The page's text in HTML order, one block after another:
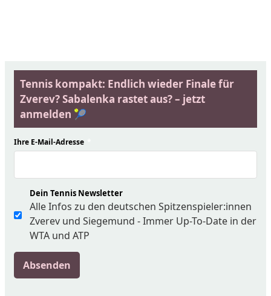
Tennis kompakt: Endlich wieder Finale für
Zverev? Sabalenka rastet aus? – jetzt
anmelden 🎾
Ihre E-Mail-Adresse
Dein Tennis Newsletter
Alle Infos zu den deutschen Spitzenspieler:innen
Zverev und Siegemund - Immer Up-To-Date in der
WTA und ATP
Absenden